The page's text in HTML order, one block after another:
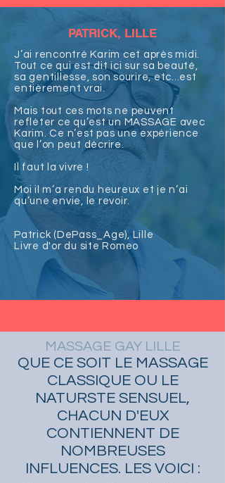
PATRICK, LILLE
J’ai rencontré Karim cet après midi.
Tout ce qui est dit ici sur sa beauté,
sa gentillesse, son sourire, etc...est
entièrement vrai.
Mais tout ces mots ne peuvent
refléter ce qu’est un MASSAGE avec
Karim. Ce n’est pas une expérience
que l’on peut décrire.
Il faut la vivre !
Moi il m’a rendu heureux et je n’ai
qu’une envie, le revoir.
Patrick (DePass_Age), Lille
Livre d'or du site Romeo
MASSAGE GAY LILLE
QUE CE SOIT LE MASSAGE
CLASSIQUE OU LE
NATURSTE SENSUEL,
CHACUN D'EUX
CONTIENNENT DE
NOMBREUSES
INFLUENCES. LES VOICI :